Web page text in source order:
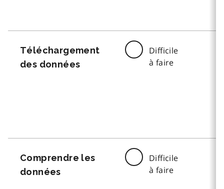
Téléchargement
des données
Difficile
à faire
Comprendre les
données
Difficile
à faire